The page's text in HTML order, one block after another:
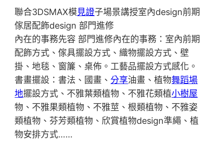
聯合3DSMAX模見證子場景講授室內design前期
傢居配飾design 部門進修
內在的事務先容 部門進修內在的事務：室內前期
配飾方式、傢具擺設方式、織物擺設方式、壁
掛、地毯、窗簾、桌佈。工藝品擺設方式感化。
書畫擺設：書法、國畫、分享油畫、植物舞蹈場
地擺設方式、不雅葉類植物、不雅花類植小樹屋
物、不雅果類植物、不雅莖、根類植物、不雅姿
類植物、芬芳類植物、欣賞植物design準繩、植
物安排方式……